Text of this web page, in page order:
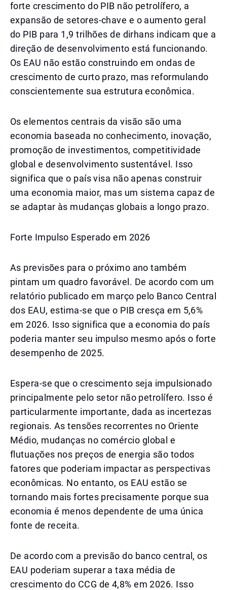
forte crescimento do PIB não petrolífero, a
expansão de setores-chave e o aumento geral
do PIB para 1,9 trilhões de dirhans indicam que a
direção de desenvolvimento está funcionando.
Os EAU não estão construindo em ondas de
crescimento de curto prazo, mas reformulando
conscientemente sua estrutura econômica.
Os elementos centrais da visão são uma
economia baseada no conhecimento, inovação,
promoção de investimentos, competitividade
global e desenvolvimento sustentável. Isso
significa que o país visa não apenas construir
uma economia maior, mas um sistema capaz de
se adaptar às mudanças globais a longo prazo.
Forte Impulso Esperado em 2026
As previsões para o próximo ano também
pintam um quadro favorável. De acordo com um
relatório publicado em março pelo Banco Central
dos EAU, estima-se que o PIB cresça em 5,6%
em 2026. Isso significa que a economia do país
poderia manter seu impulso mesmo após o forte
desempenho de 2025.
Espera-se que o crescimento seja impulsionado
principalmente pelo setor não petrolífero. Isso é
particularmente importante, dada as incertezas
regionais. As tensões recorrentes no Oriente
Médio, mudanças no comércio global e
flutuações nos preços de energia são todos
fatores que poderiam impactar as perspectivas
econômicas. No entanto, os EAU estão se
tornando mais fortes precisamente porque sua
economia é menos dependente de uma única
fonte de receita.
De acordo com a previsão do banco central, os
EAU poderiam superar a taxa média de
crescimento do CCG de 4,8% em 2026. Isso